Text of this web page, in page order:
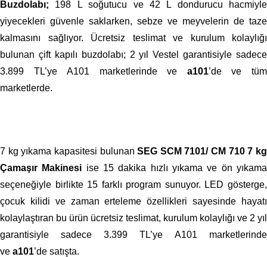
Buzdolabı; 198 L soğutucu ve 42 L dondurucu hacmiyle
yiyecekleri güvenle saklarken, sebze ve meyvelerin de taze
kalmasını sağlıyor. Ücretsiz teslimat ve kurulum kolaylığı
bulunan çift kapılı buzdolabı; 2 yıl Vestel garantisiyle sadece
3.899 TL’ye A101 marketlerinde ve a101’de ve tüm
marketlerde.
7 kg yıkama kapasitesi bulunan SEG SCM 7101/ CM 710 7 kg
Çamaşır Makinesi ise 15 dakika hızlı yıkama ve ön yıkama
seçeneğiyle birlikte 15 farklı program sunuyor. LED gösterge,
çocuk kilidi ve zaman erteleme özellikleri sayesinde hayatı
kolaylaştıran bu ürün ücretsiz teslimat, kurulum kolaylığı ve 2 yıl
garantisiyle sadece 3.399 TL’ye A101 marketlerinde
ve a101’de satışta.